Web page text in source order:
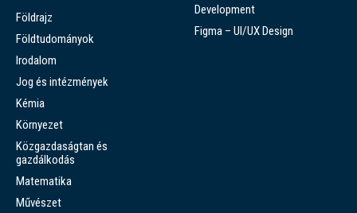
Földrajz
Földtudományok
Irodalom
Jog és intézmények
Kémia
Környezet
Közgazdaságtan és
gazdálkodás
Matematika
Művészet
Development
Figma – UI/UX Design